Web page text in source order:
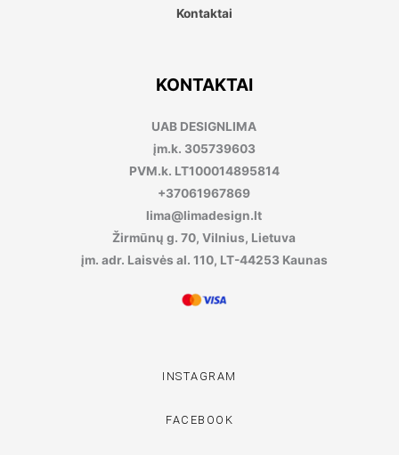
Kontaktai
KONTAKTAI
UAB DESIGNLIMA
įm.k. 305739603
PVM.k. LT100014895814
+37061967869
lima@limadesign.lt
Žirmūnų g. 70, Vilnius, Lietuva
įm. adr. Laisvės al. 110, LT-44253 Kaunas
INSTAGRAM
FACEBOOK